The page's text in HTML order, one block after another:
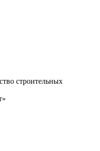
строительных